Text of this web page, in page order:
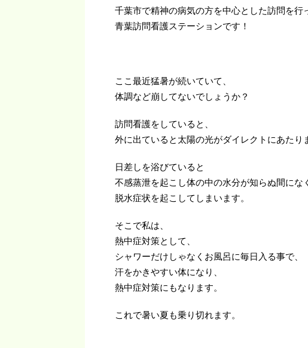
千葉市で精神の病気の方を中心とした訪問を行
青葉訪問看護ステーションです！
ここ最近猛暑が続いていて、
体調など崩してないでしょうか？
訪問看護をしていると、
外に出ていると太陽の光がダイレクトにあたり
日差しを浴びていると
不感蒸泄を起こし体の中の水分が知らぬ間にな
脱水症状を起こしてしまいます。
そこで私は、
熱中症対策として、
シャワーだけしゃなくお風呂に毎日入る事で、
汗をかきやすい体になり、
熱中症対策にもなります。
これで暑い夏も乗り切れます。